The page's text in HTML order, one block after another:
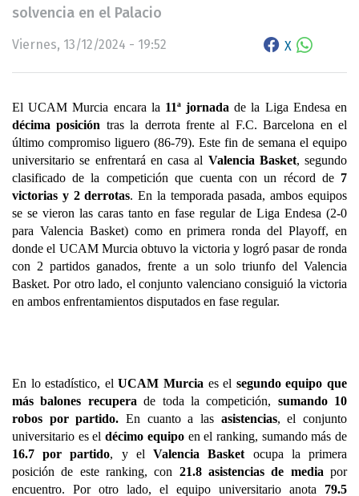
solvencia en el Palacio
Viernes, 13/12/2024 - 19:52 X
El UCAM Murcia encara la 11ª jornada
décima posición tras la derrota frente al F.C. Barcelona en el
último compromiso liguero (86-79). Este fin de semana el equipo
universitario se enfrentará en casa al Valencia Basket, segundo
clasificado de la competición que cuenta con un récord de 7
victorias y 2 derrotas. En la temporada pasada, ambos equipos
se se vieron las caras tanto en fase regular de Liga Endesa (2-0
para Valencia Basket) como en primera ronda del Playoff, en
donde el UCAM Murcia obtuvo la victoria y logró pasar de ronda
con 2 partidos ganados, frente a un solo triunfo del Valencia
Basket. Por otro lado, el conjunto valenciano consiguió la victoria
en ambos enfrentamientos disputados en fase regular.
En lo estadístico, el UCAM Murcia es el segundo equipo que
más balones recupera de toda la competición, sumando 10
robos por partido. En cuanto a las asistencias, el conjunto
universitario es el décimo equipo
16.7 por partido, y el Valencia Basket ocupa la primera
posición de este ranking, con 21.8 asistencias de media por
encuentro. Por otro lado, el equipo universitario anota 79.5